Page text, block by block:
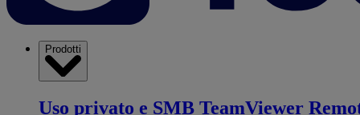
Prodotti
Uso privato e SMB TeamViewer